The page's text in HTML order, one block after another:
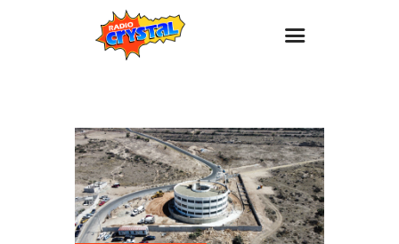
Estaciones
Eventos
Promociones
Noticias